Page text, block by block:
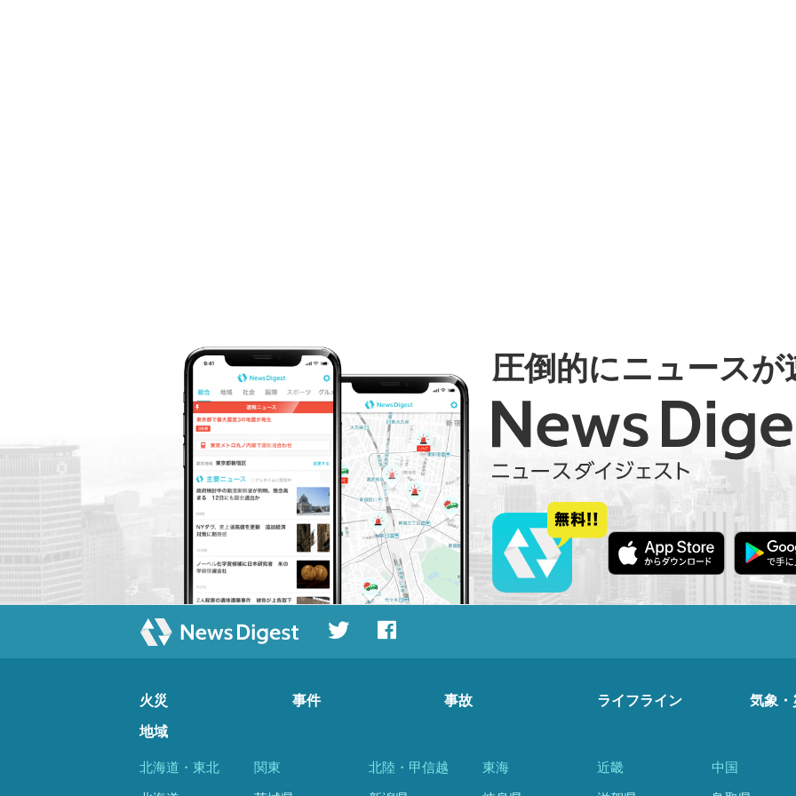
圧倒的にニュースが
火災 事件 事故 ライフライン 気象・
地域
北海道・東北 関東 北陸・甲信越 東海 近畿 中国